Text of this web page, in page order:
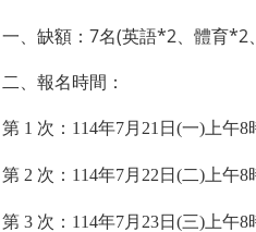
一、缺額：7名(英語*2、體育
二、報名時間：
第 1 次： 114年7月21日 (一)上午8
第 2 次： 114年7月22日 (二)上午8
第 3 次： 114年7月23日 (三)上午8